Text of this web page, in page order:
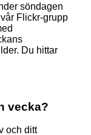
söndagen
Flickr-grupp
Du hittar
vecka?
och ditt